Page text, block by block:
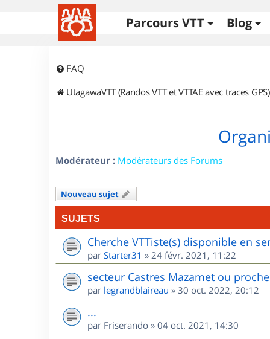
Parcours VTT Blog
FAQ
UtagawaVTT (Randos VTT et VTTAE avec traces GPS)
Modérateur : Modérateurs des Forums
Nouveau sujet
SUJETS
Cherche VTTiste(s) disponible en
par Starter31 » 24 févr. 2021, 11:22
secteur Castres Mazamet ou proche
par legrandblaireau » 30 oct. 2022, 20:12
...
par Friserando » 04 oct. 2021, 14:30